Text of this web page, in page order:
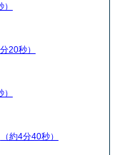
20秒）
（約4分40秒）